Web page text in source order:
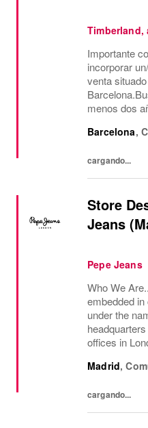
Timberland,
Importante
incorporar
venta
menos dos
comerciales,
Barcelona,
cargando...
Store
Jeans
Pepe Jeans
Who We
embedded
under the
offices in
Pepe Jeans
Madrid,
cargando...